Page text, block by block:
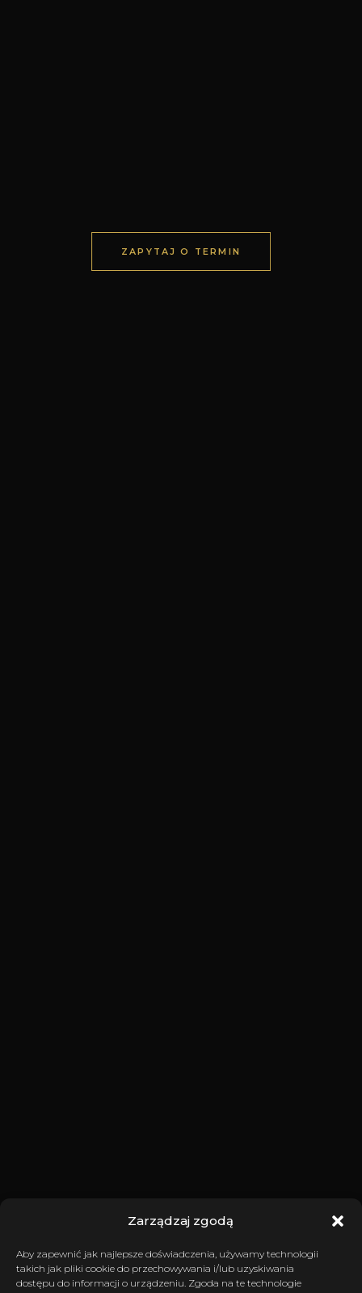
Zarządzaj zgodą
Aby zapewnić jak najlepsze doświadczenia, używamy technologii
takich jak pliki cookie do przechowywania i/lub uzyskiwania
dostępu do informacji o urządzeniu. Zgoda na te technologie
ZAPYTAJ O TERMIN